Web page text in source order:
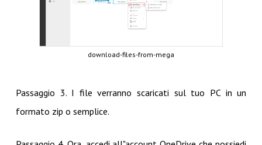
download-files-from-mega
Passaggio 3. I file verranno scaricati sul tuo PC in un
formato zip o semplice.